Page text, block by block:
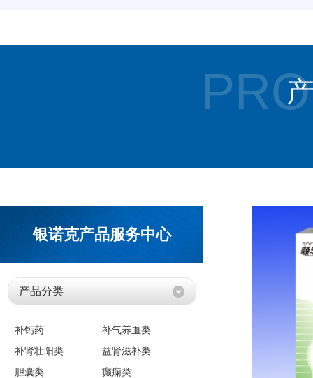
银诺克产品服务中心
产品分类
补钙药
补气养血类
补肾壮阳类
益肾滋补类
胆囊类
癫痫类